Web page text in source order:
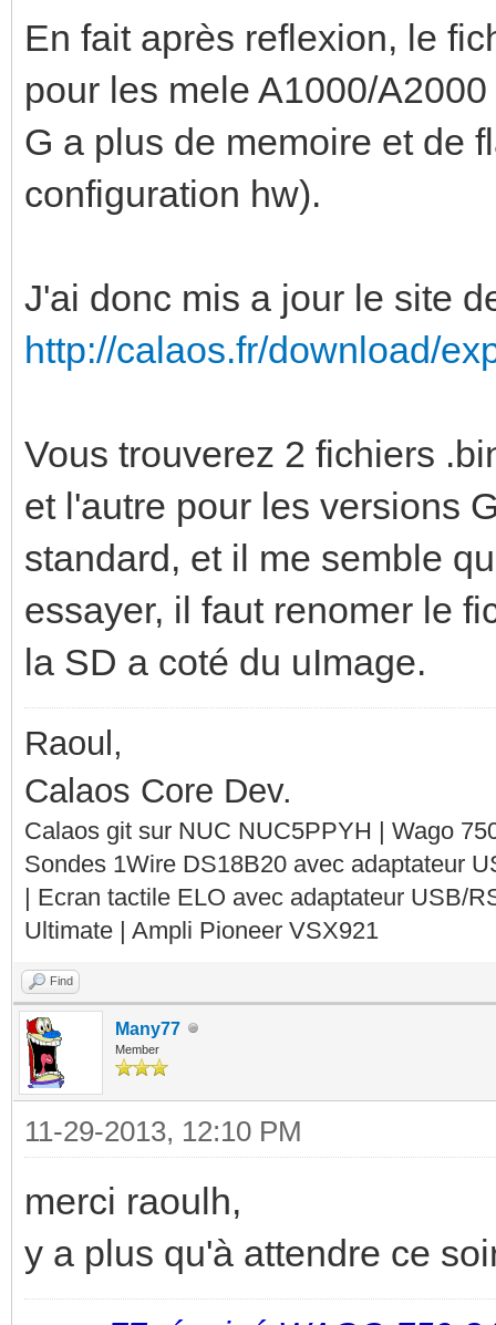
En fait après reflexion, le
pour les mele A1000/
G a plus de memoire et de
configuration hw).
J'ai donc mis a jour le site
http://calaos.fr/download/
Vous trouverez 2 fichiers
et l'autre pour les versions
standard, et il me semble
essayer, il faut renomer le
la SD a coté du uImage.
Raoul,
Calaos Core Dev.
Calaos git sur NUC NUC5PPYH | Wago
Sondes 1Wire DS18B20 avec adaptateur
| Ecran tactile ELO avec adaptateur USB/
Ultimate | Ampli Pioneer VSX921
Find
Many77
Member
11-29-2013, 12:10 PM
merci raoulh,
y a plus qu'à attendre ce